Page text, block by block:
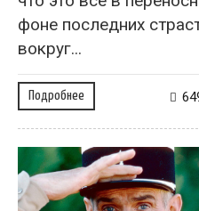
фоне последних
вокруг...
Подробнее